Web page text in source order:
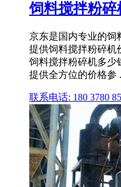
饲料搅拌粉
京东是国内专业的饲
提供饲料搅拌粉碎机
饲料搅拌粉碎机多少
提供全方位的价格参 .
联系电话: 180 3780